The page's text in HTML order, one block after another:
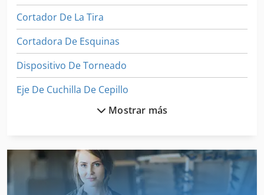
Cortador De La Tira
Cortadora De Esquinas
Dispositivo De Torneado
Eje De Cuchilla De Cepillo
Equipo De Extrusión
Herramienta De Torneado
Herramientas De Corte
Mostrar más